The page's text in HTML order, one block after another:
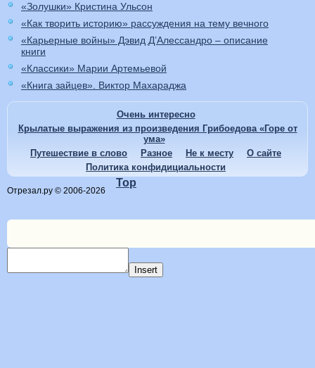
«Золушки» Кристина Ульсон
«Как творить историю» рассуждения на тему вечного
«Карьерные войны» Дэвид Д’Алессандро – описание
книги
«Классики» Марии Артемьевой
«Книга зайцев». Виктор Махараджа
Очень интересно
Крылатые выражения из произведения Грибоедова «Горе от
ума»
Путешествие в слово
Разное Не к месту
О сайте
Политика конфидициальности
Отрезал.ру © 2006-2026
Top
Insert